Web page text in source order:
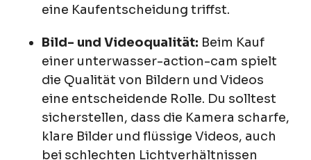
eine Kaufentscheidung triffst.
Bild- und Videoqualität: Beim Kauf
einer unterwasser-action-cam spielt
die Qualität von Bildern und Videos
eine entscheidende Rolle. Du solltest
sicherstellen, dass die Kamera scharfe,
klare Bilder und flüssige Videos, auch
bei schlechten Lichtverhältnissen